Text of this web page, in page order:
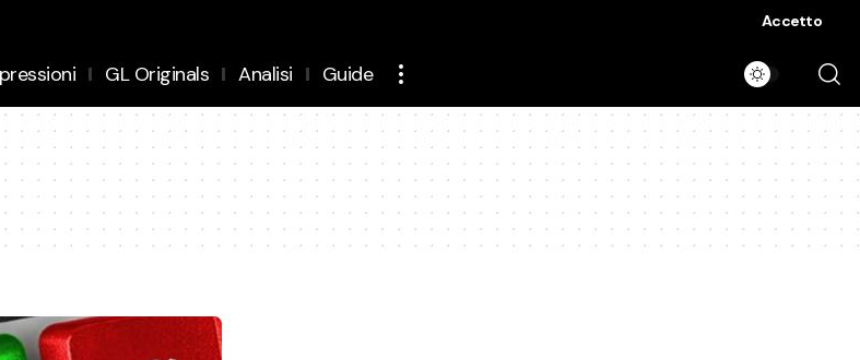
Accetto
GL Originals Analisi Guide